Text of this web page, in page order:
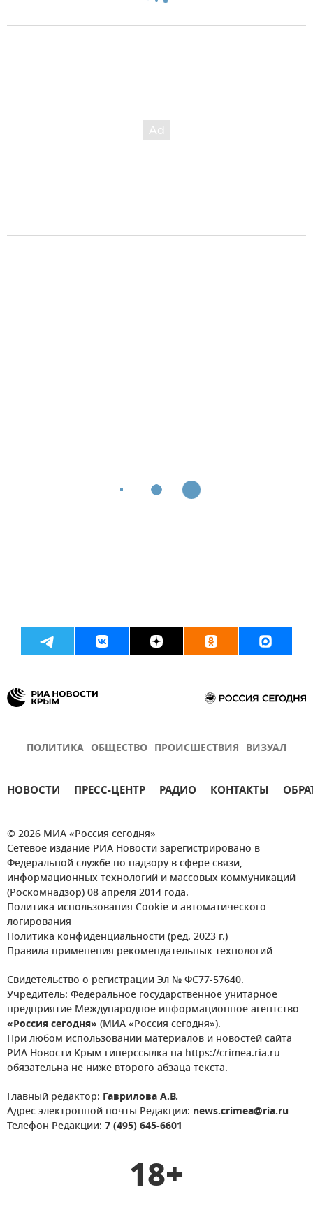
ПОЛИТИКА ОБЩЕСТВО ПРОИСШЕСТВИЯ ВИЗУАЛ
НОВОСТИ ПРЕСС-ЦЕНТР РАДИО КОНТАКТЫ
© 2026 МИА «Россия сегодня»
Сетевое издание РИА Новости зарегистрировано в
Федеральной службе по надзору в сфере связи,
информационных технологий и массовых коммуникаций
(Роскомнадзор) 08 апреля 2014 года.
Политика использования Cookie и автоматического
логирования
Политика конфиденциальности (ред. 2023 г.)
Правила применения рекомендательных технологий
Свидетельство о регистрации Эл № ФС77-57640.
Учредитель: Федеральное государственное унитарное
предприятие Международное информационное агентство
«Россия сегодня» (МИА «Россия сегодня»).
При любом использовании материалов и новостей сайта
РИА Новости Крым гиперссылка на https://crimea.ria.ru
обязательна не ниже второго абзаца текста.
Главный редактор: Гаврилова А.В.
Адрес электронной почты Редакции: news.crimea@ria.ru
Телефон Редакции: 7 (495) 645-6601
18+